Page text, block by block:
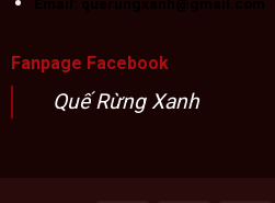
Fanpage Facebook
Quế Rừng Xanh